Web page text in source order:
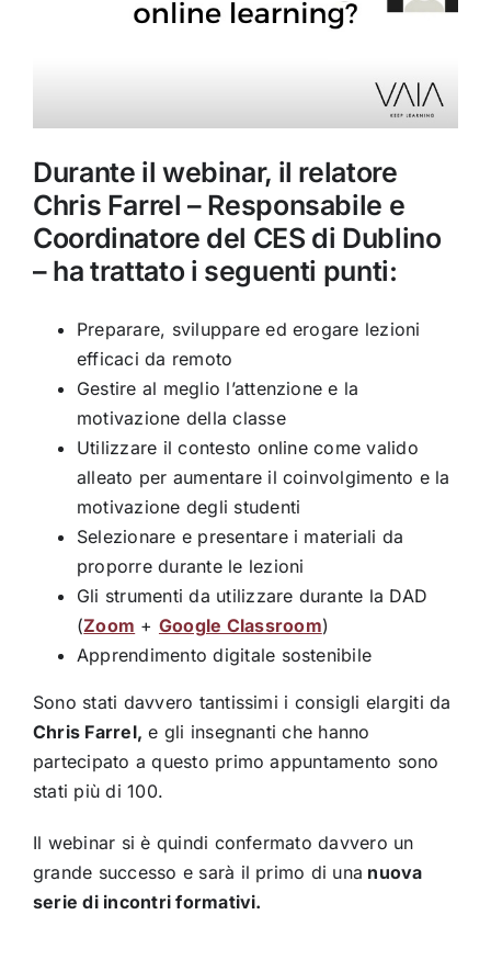
Durante il webinar, il relatore
Chris Farrel – Responsabile e
Coordinatore del CES di Dublino
– ha trattato i seguenti punti:
Preparare, sviluppare ed erogare lezioni
efficaci da remoto
Gestire al meglio l’attenzione e la
motivazione della classe
Utilizzare il contesto online come valido
alleato per aumentare il coinvolgimento e la
motivazione degli studenti
Selezionare e presentare i materiali da
proporre durante le lezioni
Gli strumenti da utilizzare durante la DAD
(Zoom + Google Classroom)
Apprendimento digitale sostenibile
Sono stati davvero tantissimi i consigli elargiti da
Chris Farrel, e gli insegnanti che hanno
partecipato a questo primo appuntamento sono
stati più di 100.
Il webinar si è quindi confermato davvero un
grande successo e sarà il primo di una nuova
serie di incontri formativi.